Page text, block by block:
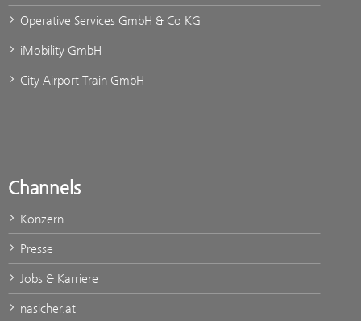
Operative Services GmbH & Co KG
iMobility GmbH
City Airport Train GmbH
Channels
Konzern
Presse
Jobs & Karriere
nasicher.at